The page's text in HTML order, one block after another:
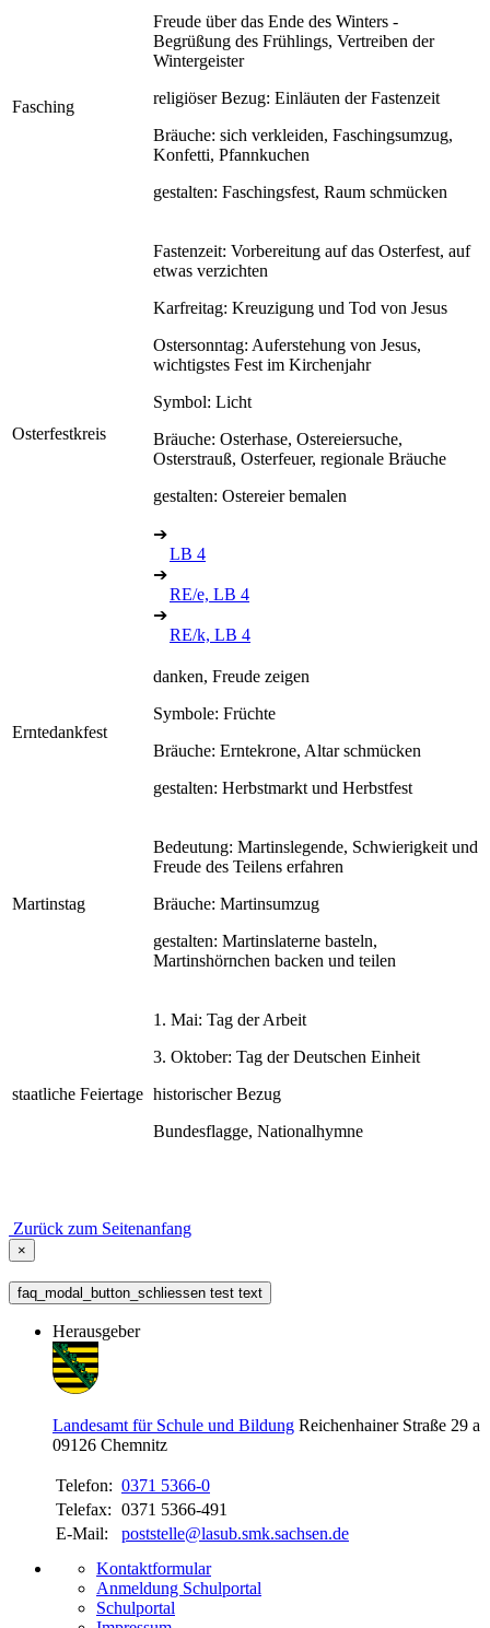
Fasching
Freude über das Ende des Winters -
Begrüßung des Frühlings, Vertreiben der
Wintergeister
religiöser Bezug: Einläuten der Fastenzeit
Bräuche: sich verkleiden, Faschingsumzug,
Konfetti, Pfannkuchen
gestalten: Faschingsfest, Raum schmücken
Osterfestkreis
Fastenzeit: Vorbereitung auf das Osterfest, auf
etwas verzichten
Karfreitag: Kreuzigung und Tod von Jesus
Ostersonntag: Auferstehung von Jesus,
wichtigstes Fest im Kirchenjahr
Symbol: Licht
Bräuche: Osterhase, Ostereiersuche,
Osterstrauß, Osterfeuer, regionale Bräuche
gestalten: Ostereier bemalen
➔
LB 4
➔
RE/e, LB 4
➔
RE/k, LB 4
Erntedankfest
danken, Freude zeigen
Symbole: Früchte
Bräuche: Erntekrone, Altar schmücken
gestalten: Herbstmarkt und Herbstfest
Martinstag
Bedeutung: Martinslegende, Schwierigkeit und
Freude des Teilens erfahren
Bräuche: Martinsumzug
gestalten: Martinslaterne basteln,
Martinshörnchen backen und teilen
staatliche Feiertage
1. Mai: Tag der Arbeit
3. Oktober: Tag der Deutschen Einheit
historischer Bezug
Bundesflagge, Nationalhymne
Zurück zum Seitenanfang
×
faq_modal_button_schliessen test text
Herausgeber
Landesamt für Schule und Bildung Reichenhainer Straße 29 a
09126 Chemnitz
Telefon: 0371 5366-0
Telefax: 0371 5366-491
E-Mail:
poststelle@lasub.smk.sachsen.de
Kontaktformular
Anmeldung Schulportal
Schulportal